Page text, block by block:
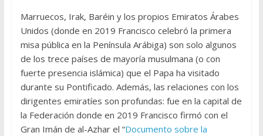
Marruecos, Irak, Baréin y los propios Emiratos Árabes
Unidos (donde en 2019 Francisco celebró la primera
misa pública en la Península Arábiga) son solo algunos
de los trece países de mayoría musulmana (o con
fuerte presencia islámica) que el Papa ha visitado
durante su Pontificado. Además, las relaciones con los
dirigentes emiratíes son profundas: fue en la capital de
la Federación donde en 2019 Francisco firmó con el
Gran Imán de al-Azhar el “Documento sobre la